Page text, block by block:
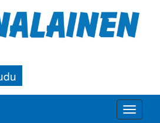
Toggle